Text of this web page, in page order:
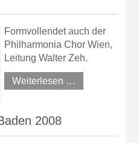
Formvollendet auch der
Philharmonia Chor Wien,
Leitung Walter Zeh.
Weiterlesen …
2008